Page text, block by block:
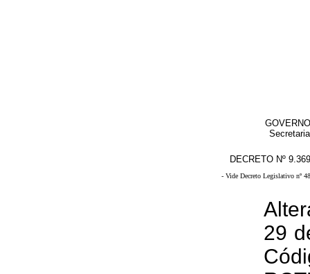
DECRETO Nº
- Vide Decreto Legislativo nº
29